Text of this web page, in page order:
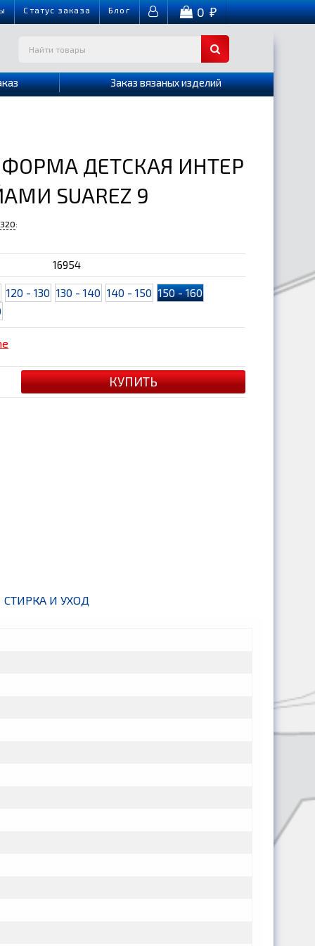
Cтатус заказа Блог 0₽
Заказ вязаных изделий
ДЕТСКАЯ ИНТЕР
SUAREZ 9
:
16954
120 - 130 130 - 140 140 - 150 150 - 160
СТИРКА И УХОД